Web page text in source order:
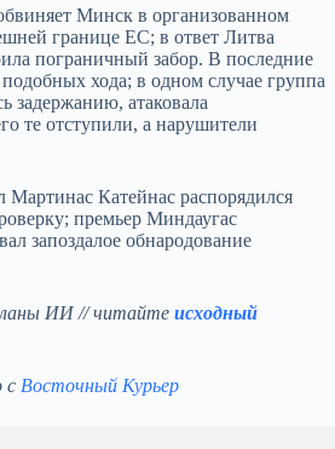
Минск в организованном
границе ЕС; в ответ Литва
пограничный забор. В последние
хода; в одном случае группа
задержанию, атаковала
те отступили, а нарушители
Катейнас распорядился
премьер Миндаугас
запоздалое обнародование
ИИ // читайте исходный
с Восточный Курьер